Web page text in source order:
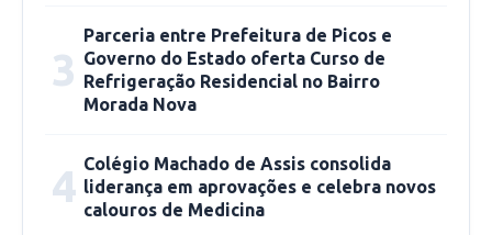
Covid-19, segundo último levantamento do
Ministério da Saúde. Oito óbitos foram
verificados aqui no Piauí.
O caso de coronavírus em Picos foi confirmado
pelas Secretarias Municipal e Estadual de
Saúde. Questionar os poderes públicos é um
3
Parceria entre Prefeitura de Picos e
Governo do Estado oferta Curso de
Refrigeração Residencial no Bairro
Morada Nova
4 Colégio Machado de Assis consolida
liderança em aprovações e celebra novos
calouros de Medicina